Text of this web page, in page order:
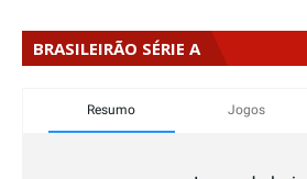
BRASILEIRÃO SÉRIE A
Resumo Jogos